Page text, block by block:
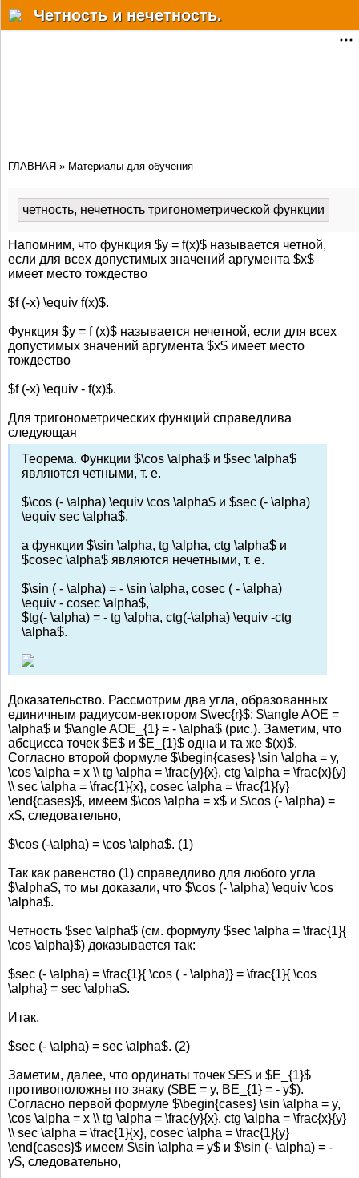
Разделы
Факты
Мат. онлайн сервисы
Форум
Дополнительно
Авторизация
Четность и нечетность.
ГЛАВНАЯ » Материалы для обучения
четность, нечетность тригонометрической функции
Напомним, что функция $y = f(x)$ называется четной,
если для всех допустимых значений аргумента $x$
имеет место тождество
$f (-x) \equiv f(x)$.
Функция $y = f (x)$ называется нечетной, если для всех
допустимых значений аргумента $x$ имеет место
тождество
$f (-x) \equiv - f(x)$.
Для тригонометрических функций справедлива
следующая
Теорема. Функции $\cos \alpha$ и $sec \alpha$
являются четными, т. е.
$\cos (- \alpha) \equiv \cos \alpha$ и $sec (- \alpha)
\equiv sec \alpha$,
а функции $\sin \alpha, tg \alpha, ctg \alpha$ и
$cosec \alpha$ являются нечетными, т. е.
$\sin ( - \alpha) = - \sin \alpha, cosec ( - \alpha)
\equiv - cosec \alpha$,
$tg(- \alpha) = - tg \alpha, ctg(-\alpha) \equiv -ctg
\alpha$.
Доказательство. Рассмотрим два угла, образованных
единичным радиусом-вектором $\vec{r}$: $\angle AOE =
\alpha$ и $\angle AOE_{1} = - \alpha$ (рис.). Заметим, что
абсцисса точек $E$ и $E_{1}$ одна и та же $(x)$.
Согласно второй формуле $\begin{cases} \sin \alpha = y,
\cos \alpha = x \\ tg \alpha = \frac{y}{x}, ctg \alpha = \frac{x}{y}
\\ sec \alpha = \frac{1}{x}, cosec \alpha = \frac{1}{y}
\end{cases}$, имеем $\cos \alpha = x$ и $\cos (- \alpha) =
x$, следовательно,
$\cos (-\alpha) = \cos \alpha$. (1)
Так как равенство (1) справедливо для любого угла
$\alpha$, то мы доказали, что $\cos (- \alpha) \equiv \cos
\alpha$.
Четность $sec \alpha$ (см. формулу $sec \alpha = \frac{1}{
\cos \alpha}$) доказывается так:
$sec (- \alpha) = \frac{1}{ \cos ( - \alpha)} = \frac{1}{ \cos
\alpha} = sec \alpha$.
Итак,
$sec (- \alpha) = sec \alpha$. (2)
Заметим, далее, что ординаты точек $Е$ и $Е_{1}$
противоположны по знаку ($BE = y, BE_{1} = - y$).
Согласно первой формуле $\begin{cases} \sin \alpha = y,
\cos \alpha = x \\ tg \alpha = \frac{y}{x}, ctg \alpha = \frac{x}{y}
\\ sec \alpha = \frac{1}{x}, cosec \alpha = \frac{1}{y}
\end{cases}$ имеем $\sin \alpha = y$ и $\sin (- \alpha) = -
y$, следовательно,